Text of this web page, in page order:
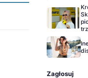
Zagłosuj